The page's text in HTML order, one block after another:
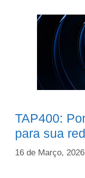
TAP400:
para sua
16 de Março, 2026